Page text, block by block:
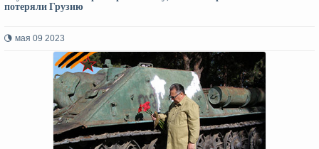
потеряли Грузию
мая 09 2023